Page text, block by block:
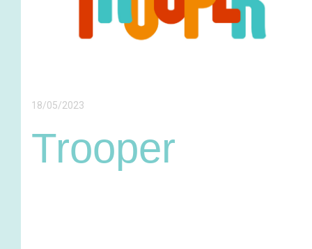
18/05/2023
Trooper